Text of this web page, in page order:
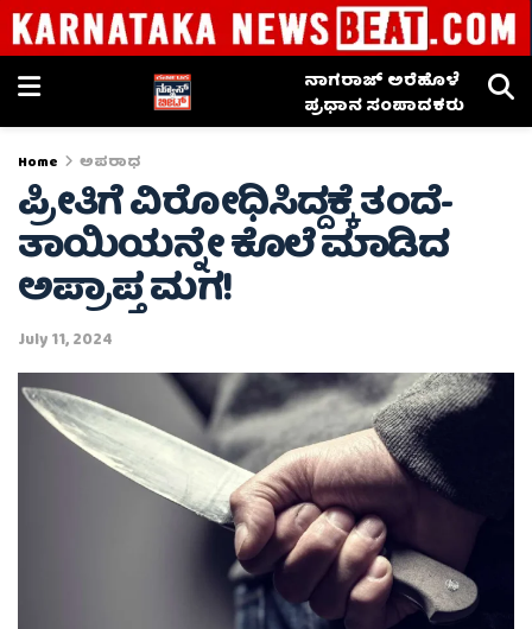
ನಾಗರಾಜ್ ಅರೆಹೊಳೆ
ಪ್ರಧಾನ ಸಂಪಾದಕರು
Home ಅಪರಾಧ
ಪ್ರೀತಿಗೆ ವಿರೋಧಿಸಿದ್ದಕ್ಕೆ ತಂದೆ-
ತಾಯಿಯನ್ನೇ ಕೊಲೆ ಮಾಡಿದ
ಅಪ್ರಾಪ್ತ ಮಗ!
July 11, 2024